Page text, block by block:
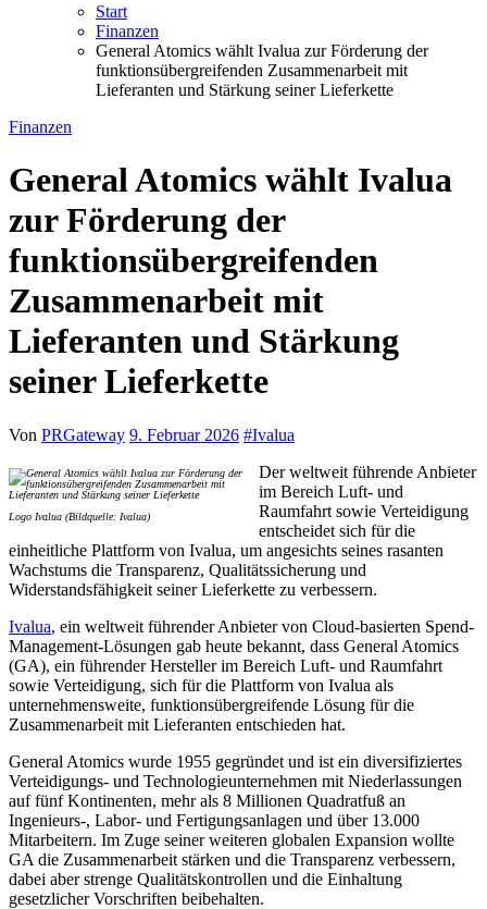
Start
Finanzen
General Atomics wählt Ivalua zur Förderung der
funktionsübergreifenden Zusammenarbeit mit
Lieferanten und Stärkung seiner Lieferkette
Finanzen
General Atomics wählt Ivalua
zur Förderung der
funktionsübergreifenden
Zusammenarbeit mit
Lieferanten und Stärkung
seiner Lieferkette
Von PRGateway 9. Februar 2026 #Ivalua
Logo Ivalua (Bildquelle: Ivalua)
Der weltweit führende Anbieter
im Bereich Luft- und
Raumfahrt sowie Verteidigung
entscheidet sich für die
einheitliche Plattform von Ivalua, um angesichts seines rasanten
Wachstums die Transparenz, Qualitätssicherung und
Widerstandsfähigkeit seiner Lieferkette zu verbessern.
Ivalua, ein weltweit führender Anbieter von Cloud-basierten Spend-
Management-Lösungen gab heute bekannt, dass General Atomics
(GA), ein führender Hersteller im Bereich Luft- und Raumfahrt
sowie Verteidigung, sich für die Plattform von Ivalua als
unternehmensweite, funktionsübergreifende Lösung für die
Zusammenarbeit mit Lieferanten entschieden hat.
General Atomics wurde 1955 gegründet und ist ein diversifiziertes
Verteidigungs- und Technologieunternehmen mit Niederlassungen
auf fünf Kontinenten, mehr als 8 Millionen Quadratfuß an
Ingenieurs-, Labor- und Fertigungsanlagen und über 13.000
Mitarbeitern. Im Zuge seiner weiteren globalen Expansion wollte
GA die Zusammenarbeit stärken und die Transparenz verbessern,
dabei aber strenge Qualitätskontrollen und die Einhaltung
gesetzlicher Vorschriften beibehalten.